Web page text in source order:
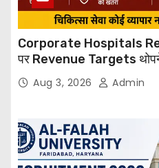
Corporate Hospitals
पर Revenue Targets
बड़ा कदम, NHRC से Suo
Aug 3, 2026 Admin